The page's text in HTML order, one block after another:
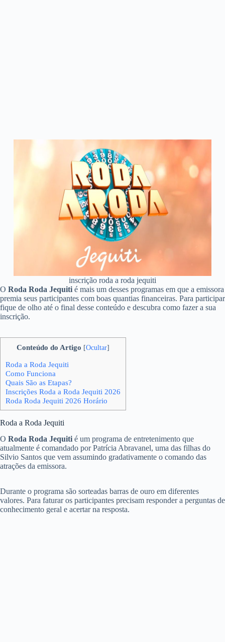
inscrição roda a roda jequiti
O Roda Roda Jequiti é mais um desses programas em que a emissora
premia seus participantes com boas quantias financeiras. Para participar
fique de olho até o final desse conteúdo e descubra como fazer a sua
inscrição.
Conteúdo do Artigo [Ocultar]
Roda a Roda Jequiti
Como Funciona
Quais São as Etapas?
Inscrições Roda a Roda Jequiti 2026
Roda Roda Jequiti 2026 Horário
Roda a Roda Jequiti
O Roda Roda Jequiti é um programa de entretenimento que
atualmente é comandado por Patrícia Abravanel, uma das filhas do
Silvio Santos que vem assumindo gradativamente o comando das
atrações da emissora.
Durante o programa são sorteadas barras de ouro em diferentes
valores. Para faturar os participantes precisam responder a perguntas de
conhecimento geral e acertar na resposta.